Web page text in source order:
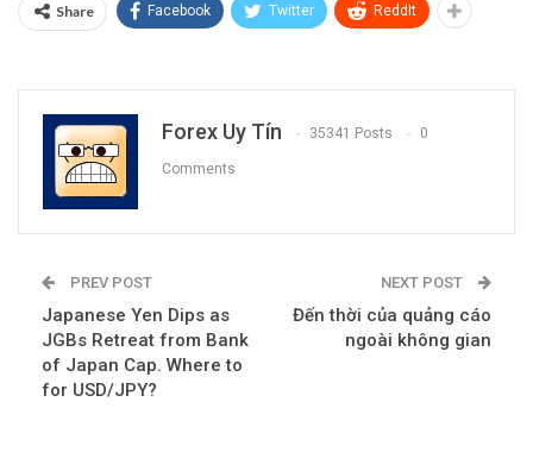
Share Facebook Twitter ReddIt
Forex Uy Tín 35341 Posts 0
Comments
PREV POST
Japanese Yen Dips as
JGBs Retreat from Bank
of Japan Cap. Where to
for USD/JPY?
NEXT POST
Đến thời của quảng cáo
ngoài không gian